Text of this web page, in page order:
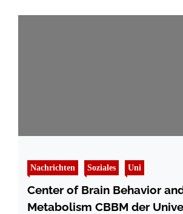
Nachrichten Soziales Uni
Center of Brain Behavior
Metabolism CBBM der